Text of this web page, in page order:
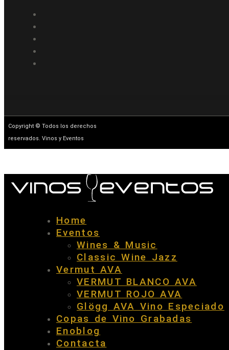
Copyright © Todos los derechos
reservados. Vinos y Eventos
Home
Eventos
Wines & Music
Classic Wine Jazz
Vermut AVA
VERMUT BLANCO AVA
VERMUT ROJO AVA
Glögg AVA Vino Especiado
Copas de Vino Grabadas
Enoblog
Contacta